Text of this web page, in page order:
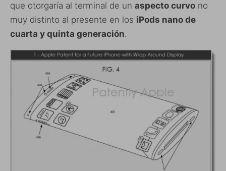
que otorgaría al terminal de un aspecto curvo no
muy distinto al presente en los iPods nano de
cuarta y quinta generación.